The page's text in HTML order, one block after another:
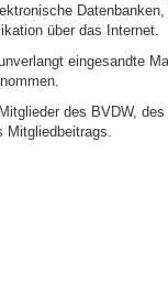
über das Internet.
eingesandte
des BVDW,
Mitgliedbeitrags.